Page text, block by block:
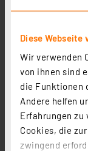
Diese Webseite
Wir verwenden
von ihnen sind
die Funktionen
Andere helfen
Erfahrungen zu
Cookies, die
zwingend
Müller Licht
3360 lm, 4000 K,
Artikel-Nr. 254028